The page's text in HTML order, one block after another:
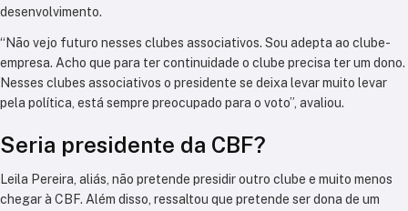
desenvolvimento.
“Não vejo futuro nesses clubes associativos. Sou adepta ao clube-
empresa. Acho que para ter continuidade o clube precisa ter um dono.
Nesses clubes associativos o presidente se deixa levar muito levar
pela política, está sempre preocupado para o voto”, avaliou.
Seria presidente da CBF?
Leila Pereira, aliás, não pretende presidir outro clube e muito menos
chegar à CBF. Além disso, ressaltou que pretende ser dona de um